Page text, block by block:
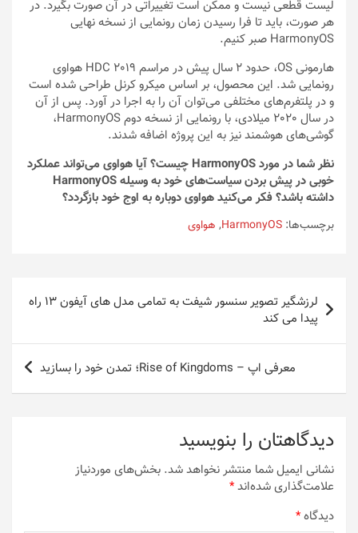
لیست قطعی نیست و ممکن است تغییراتی در آن صورت بگیرد. در
هر صورت، باید تا فرا رسیدن زمان رونمایی از نسخه نهایی
HarmonyOS صبر کنیم.
هارمونی OS، حدود ٢ سال پیش در مراسم HDC 2019 هواوی
رونمایی شد. این محصول، بر اساس میکرو کرنل طراحی شده است
و در پلتفرم‌های مختلفی می‌توان آن را به اجرا در آورد. پس از آن
در سال ٢٠٢٠ میلادی، با رونمایی از نسخه دوم HarmonyOS،
گوشی‌های هوشمند نیز به این پروژه اضافه شدند.
نظر شما در مورد HarmonyOS چیست؟ آیا هواوی می‌تواند عملکرد
خوبی در پیش بردن سیاست‌های خود به وسیله HarmonyOS
داشته باشد؟ فکر می‌کنید هواوی دوباره به اوج خود بازگردد؟
برچسب‌ها: HarmonyOS
, هواوی
راهبری
نوشته
لرزشگیر تصویر سنسور شیفت به تمامی مدل های آیفون 13 راه
پیدا می کند
معرفی اپ – Rise of Kingdoms؛ تمدن خود را بسازید
دیدگاهتان را بنویسید
نشانی ایمیل شما منتشر نخواهد شد. بخش‌های موردنیاز
علامت‌گذاری شده‌اند*
دیدگاه*